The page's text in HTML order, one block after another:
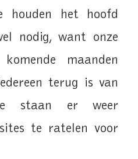
houden het hoofd
nodig, want onze
maanden
terug is van
staan er weer
te ratelen voor